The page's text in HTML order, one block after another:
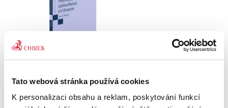
Tato webová stránka používá cookies
K personalizaci obsahu a reklam, poskytování funkcí